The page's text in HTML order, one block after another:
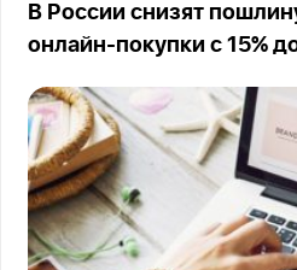
В России снизят
онлайн-покупки с 15%